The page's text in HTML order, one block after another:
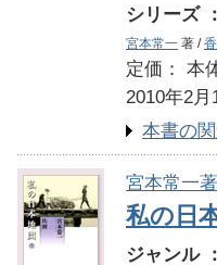
シリーズ
宮本常一 著 /
定価：
2010年2月
本書の
宮本常一
私の日
ジャンル